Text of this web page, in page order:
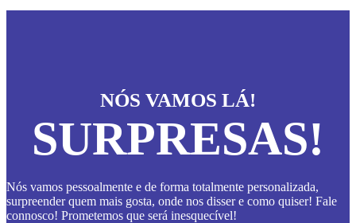
NÓS VAMOS LÁ!
SURPRESAS!
Nós vamos pessoalmente e de forma totalmente personalizada,
surpreender quem mais gosta, onde nos disser e como quiser! Fale
connosco! Prometemos que será inesquecível!